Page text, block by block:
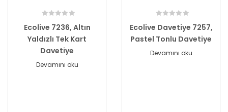
Ecolive 7236, Altın
Yaldızlı Tek Kart
Davetiye
Devamını oku
Ecolive Davetiye 7257,
Pastel Tonlu Davetiye
Devamını oku